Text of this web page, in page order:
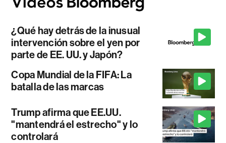
¿Qué hay detrás de la inusual
intervención sobre el yen por
parte de EE. UU. y Japón?
Copa Mundial de la FIFA: La
batalla de las marcas
Trump afirma que EE.UU.
"mantendrá el estrecho" y lo
controlará